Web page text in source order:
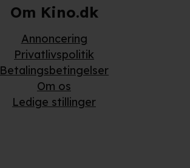
Om Kino.dk
Annoncering
Privatlivspolitik
Betalingsbetingelser
Om os
Ledige stillinger